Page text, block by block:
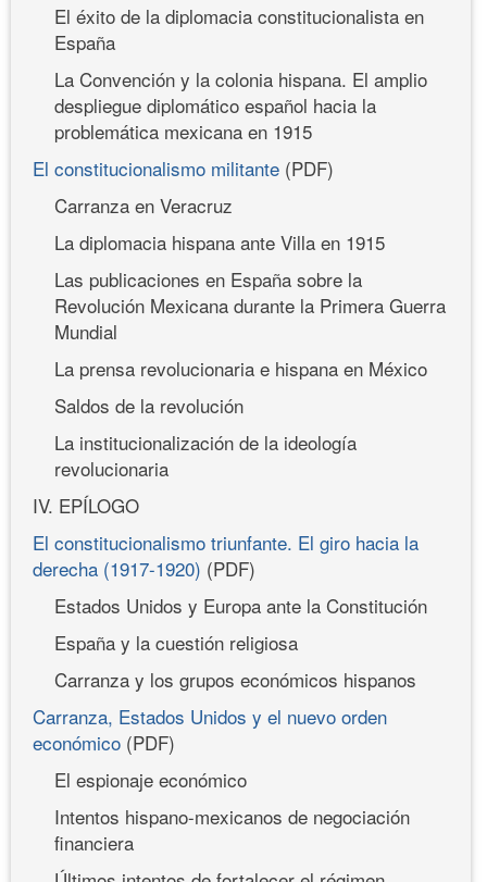
El éxito de la diplomacia constitucionalista en
España
La Convención y la colonia hispana. El amplio
despliegue diplomático español hacia la
problemática mexicana en 1915
El constitucionalismo militante (PDF)
Carranza en Veracruz
La diplomacia hispana ante Villa en 1915
Las publicaciones en España sobre la
Revolución Mexicana durante la Primera Guerra
Mundial
La prensa revolucionaria e hispana en México
Saldos de la revolución
La institucionalización de la ideología
revolucionaria
IV. EPÍLOGO
El constitucionalismo triunfante. El giro hacia la
derecha (1917-1920) (PDF)
Estados Unidos y Europa ante la Constitución
España y la cuestión religiosa
Carranza y los grupos económicos hispanos
Carranza, Estados Unidos y el nuevo orden
económico (PDF)
El espionaje económico
Intentos hispano-mexicanos de negociación
financiera